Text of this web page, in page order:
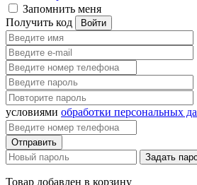
Запомнить меня
Получить код
условиями обработки персональных
Товар добавлен в корзину